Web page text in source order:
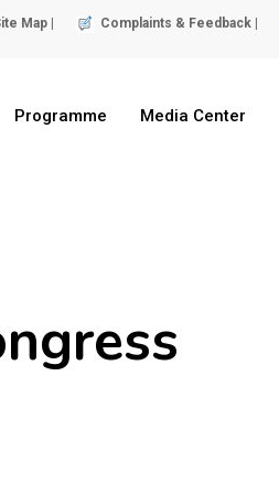
Map | Complaints & Feedback |
Programme Media Center